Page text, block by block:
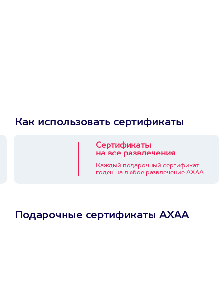
Как использовать сертификаты
Сертификаты
на все развлечения
Каждый подарочный сертификат
годен на любое развлечение АХАА
Подарочные сертификаты АХАА